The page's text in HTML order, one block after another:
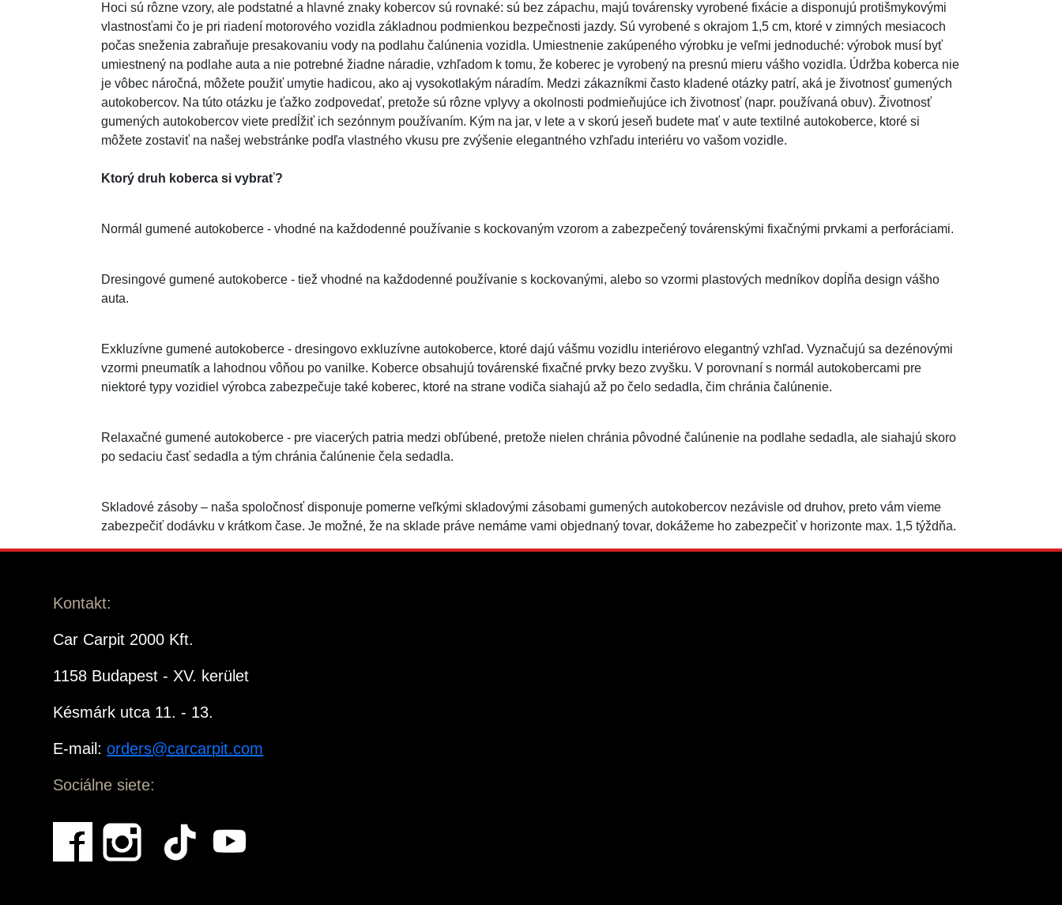
Hoci sú rôzne vzory, ale podstatné a hlavné znaky kobercov sú rovnaké: sú bez zápachu, majú továrensky vyrobené fixácie a disponujú protišmykovými
vlastnosťami čo je pri riadení motorového vozidla základnou podmienkou bezpečnosti jazdy. Sú vyrobené s okrajom 1,5 cm, ktoré v zimných mesiacoch
počas sneženia zabraňuje presakovaniu vody na podlahu čalúnenia vozidla. Umiestnenie zakúpeného výrobku je veľmi jednoduché: výrobok musí byť
umiestnený na podlahe auta a nie potrebné žiadne náradie, vzhľadom k tomu, že koberec je vyrobený na presnú mieru vášho vozidla. Údržba koberca nie
je vôbec náročná, môžete použiť umytie hadicou, ako aj vysokotlakým náradím. Medzi zákazníkmi často kladené otázky patrí, aká je životnosť gumených
autokobercov. Na túto otázku je ťažko zodpovedať, pretože sú rôzne vplyvy a okolnosti podmieňujúce ich životnosť (napr. používaná obuv). Životnosť
gumených autokobercov viete predĺžiť ich sezónnym používaním. Kým na jar, v lete a v skorú jeseň budete mať v aute textilné autokoberce, ktoré si
môžete zostaviť na našej webstránke podľa vlastného vkusu pre zvýšenie elegantného vzhľadu interiéru vo vašom vozidle.
Ktorý druh koberca si vybrať?
Normál gumené autokoberce - vhodné na každodenné používanie s kockovaným vzorom a zabezpečený továrenskými fixačnými prvkami a perforáciami.
Dresingové gumené autokoberce - tiež vhodné na každodenné používanie s kockovanými, alebo so vzormi plastových medníkov dopĺňa design vášho
auta.
Exkluzívne gumené autokoberce - dresingovo exkluzívne autokoberce, ktoré dajú vášmu vozidlu interiérovo elegantný vzhľad. Vyznačujú sa dezénovými
vzormi pneumatík a lahodnou vôňou po vanilke. Koberce obsahujú továrenské fixačné prvky bezo zvyšku. V porovnaní s normál autokobercami pre
niektoré typy vozidiel výrobca zabezpečuje také koberec, ktoré na strane vodiča siahajú až po čelo sedadla, čim chránia čalúnenie.
Relaxačné gumené autokoberce - pre viacerých patria medzi obľúbené, pretože nielen chránia pôvodné čalúnenie na podlahe sedadla, ale siahajú skoro
po sedaciu časť sedadla a tým chránia čalúnenie čela sedadla.
Skladové zásoby – naša spoločnosť disponuje pomerne veľkými skladovými zásobami gumených autokobercov nezávisle od druhov, preto vám vieme
zabezpečiť dodávku v krátkom čase. Je možné, že na sklade práve nemáme vami objednaný tovar, dokážeme ho zabezpečiť v horizonte max. 1,5 týždňa.
Kontakt:
Car Carpit 2000 Kft.
1158 Budapest - XV. kerület
Késmárk utca 11. - 13.
E-mail:orders@carcarpit.com
Sociálne siete: